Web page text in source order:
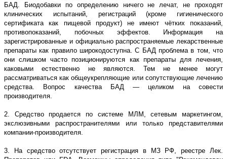
БАД. Биодобавки по определению ничего не лечат, не проходят
клинических испытаний, регистраций (кроме гигиенического
сертификата как пищевой продукт) не имеют чётких показаний,
противопоказаний, побочных эффектов. Информация на
зарегистрированные и официально распространяемые лекарственные
препараты как правило широкодоступна. С БАД проблема в том, что
они слишком часто позиционируются как препараты для лечения,
каковыми естественно не являются. Тем не менее могут
рассматриваться как общеукрепляющие или сопутствующие лечению
средства. Вопрос качества БАД — целиком на совести
производителя.
2. Средство продается по системе МЛМ, сетевым маркетингом,
экслюзивными распространителями или только представителями
компании-производителя.
3. На средство отсутствует регистрация в МЗ РФ, реестре Лек.